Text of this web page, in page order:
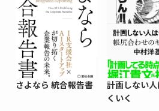
さよなら 統合報告書
計画しない人
くいく